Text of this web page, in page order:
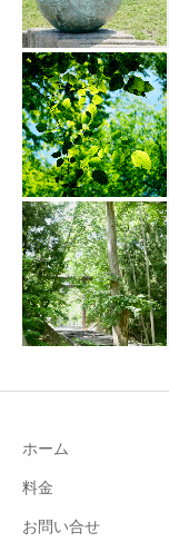
ホーム
料金
お問い合せ